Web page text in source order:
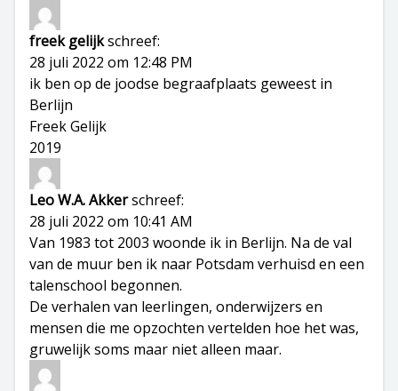
freek gelijkschreef:
28 juli 2022 om 12:48 PM
ik ben op de joodse begraafplaats geweest in
Berlijn
Freek Gelijk
2019
Leo W.A. Akkerschreef:
28 juli 2022 om 10:41 AM
Van 1983 tot 2003 woonde ik in Berlijn. Na de val
van de muur ben ik naar Potsdam verhuisd en een
talenschool begonnen.
De verhalen van leerlingen, onderwijzers en
mensen die me opzochten vertelden hoe het was,
gruwelijk soms maar niet alleen maar.